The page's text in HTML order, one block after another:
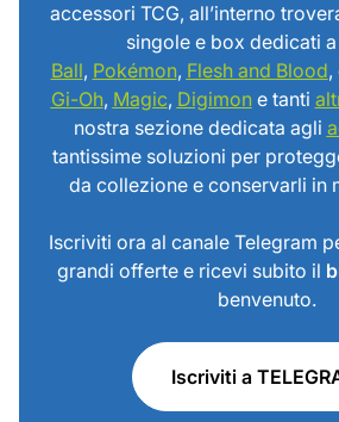
accessori TCG, all’interno
singole e box dedicati a
Ball, Pokémon, Flesh and Blood,
Gi-Oh, Magic, Digimone tanti
nostra sezione dedicata agli
tantissime soluzioni per
da collezione e conservarli in
Iscriviti ora al canale Telegram
grandi offerte e ricevi subito il
benvenuto.
Iscriviti a